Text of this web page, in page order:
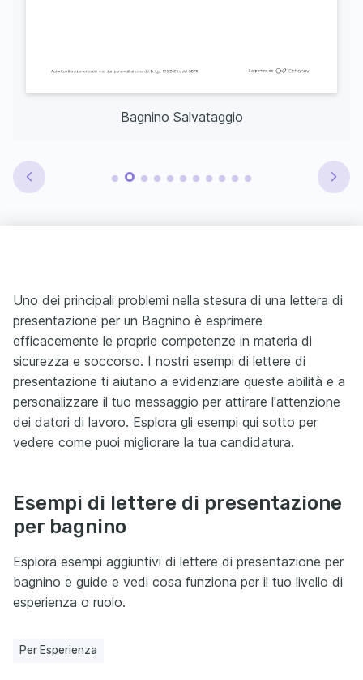
Bagnino Salvataggio
Uno dei principali problemi nella stesura di una lettera di
presentazione per un Bagnino è esprimere
efficacemente le proprie competenze in materia di
sicurezza e soccorso. I nostri esempi di lettere di
presentazione ti aiutano a evidenziare queste abilità e a
personalizzare il tuo messaggio per attirare l'attenzione
dei datori di lavoro. Esplora gli esempi qui sotto per
vedere come puoi migliorare la tua candidatura.
Esempi di lettere di presentazione
per bagnino
Esplora esempi aggiuntivi di lettere di presentazione per
bagnino e guide e vedi cosa funziona per il tuo livello di
esperienza o ruolo.
Per Esperienza